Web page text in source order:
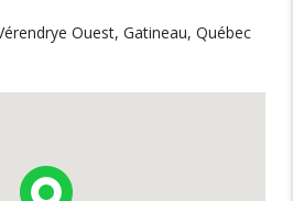
Ouest, Gatineau, Québec